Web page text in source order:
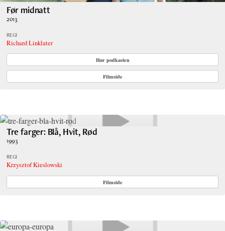
Før midnatt
2013
REGI
Richard Linklater
Hør podkasten
Filmside
Tre farger: Blå, Hvit, Rød
1993
REGI
Krzysztof Kieslowski
Filmside